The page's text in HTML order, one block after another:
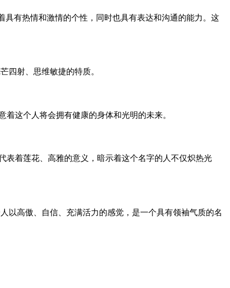
具有热情和激情的个性，同时也具有表达和沟通的能力。这
四射、思维敏捷的特质。
这个人将会拥有健康的身体和光明的未来。
表着莲花、高雅的意义，暗示着这个名字的人不仅炽热光
以高傲、自信、充满活力的感觉，是一个具有领袖气质的名